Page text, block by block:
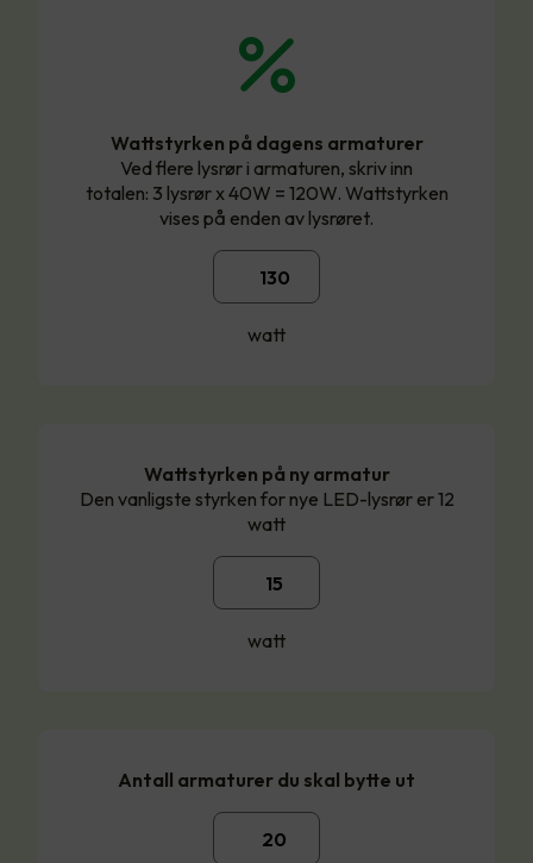
Wattstyrken på dagens armaturer
Ved flere lysrør i armaturen, skriv inn
totalen: 3 lysrør x 40W = 120W. Wattstyrken
vises på enden av lysrøret.
watt
Wattstyrken på ny armatur
Den vanligste styrken for nye LED-lysrør er 12
watt
watt
Antall armaturer du skal bytte ut